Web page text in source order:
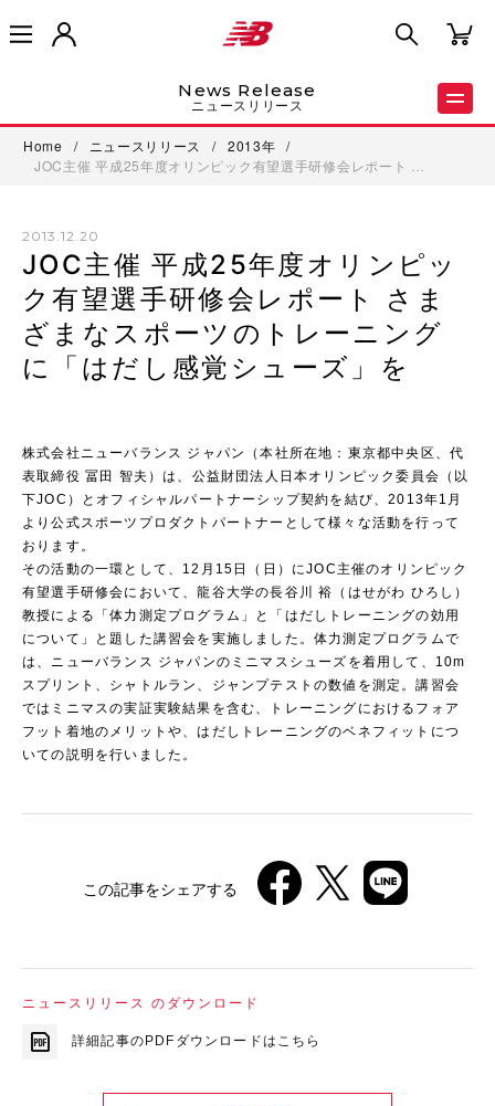
News Release
ニュースリリース
Home / ニュースリリース / 2013年
/
JOC主催 平成25年度オリンピック有望選手研修会レポート …
2013.12.20
JOC主催 平成25年度オリンピッ
ク有望選手研修会レポート さま
ざまなスポーツのトレーニング
に「はだし感覚シューズ」を
株式会社ニューバランス ジャパン（本社所在地：東京都中央区、代
表取締役 冨田 智夫）は、公益財団法人日本オリンピック委員会（以
下JOC）とオフィシャルパートナーシップ契約を結び、2013年1月
より公式スポーツプロダクトパートナーとして様々な活動を行って
おります。
その活動の一環として、12月15日（日）にJOC主催のオリンピック
有望選手研修会において、龍谷大学の長谷川 裕（はせがわ ひろし）
教授による「体力測定プログラム」と「はだしトレーニングの効用
について」と題した講習会を実施しました。体力測定プログラムで
は、ニューバランス ジャパンのミニマスシューズを着用して、10m
スプリント、シャトルラン、ジャンプテストの数値を測定。講習会
ではミニマスの実証実験結果を含む、トレーニングにおけるフォア
フット着地のメリットや、はだしトレーニングのベネフィットにつ
いての説明を行いました。
この記事をシェアする
ニュースリリース のダウンロード
詳細記事のPDFダウンロードはこちら